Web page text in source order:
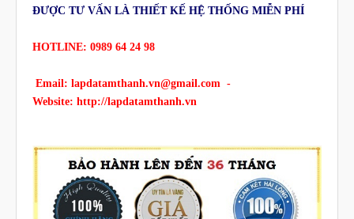
ĐƯỢC TƯ VẤN LÀ THIẾT KẾ HỆ THỐNG MIỄN PHÍ
HOTLINE: 0989 64 24 98
Email: lapdatamthanh.vn@gmail.com -
Website: http://lapdatamthanh.vn